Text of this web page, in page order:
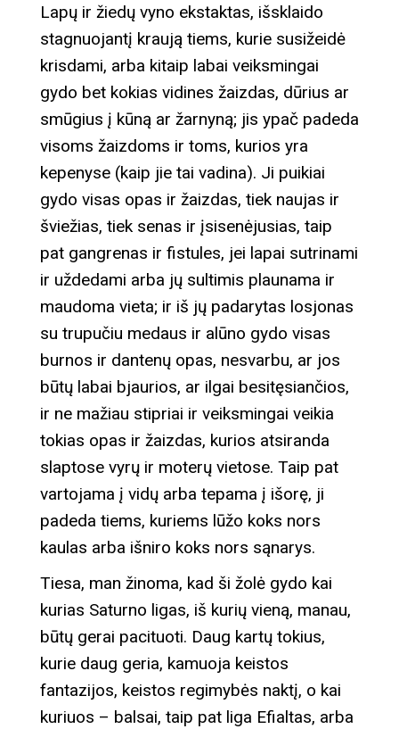
Lapų ir žiedų vyno ekstaktas, išsklaido
stagnuojantį kraują tiems, kurie susižeidė
krisdami, arba kitaip labai veiksmingai
gydo bet kokias vidines žaizdas, dūrius ar
smūgius į kūną ar žarnyną; jis ypač padeda
visoms žaizdoms ir toms, kurios yra
kepenyse (kaip jie tai vadina). Ji puikiai
gydo visas opas ir žaizdas, tiek naujas ir
šviežias, tiek senas ir įsisenėjusias, taip
pat gangrenas ir fistules, jei lapai sutrinami
ir uždedami arba jų sultimis plaunama ir
maudoma vieta; ir iš jų padarytas losjonas
su trupučiu medaus ir alūno gydo visas
burnos ir dantenų opas, nesvarbu, ar jos
būtų labai bjaurios, ar ilgai besitęsiančios,
ir ne mažiau stipriai ir veiksmingai veikia
tokias opas ir žaizdas, kurios atsiranda
slaptose vyrų ir moterų vietose. Taip pat
vartojama į vidų arba tepama į išorę, ji
padeda tiems, kuriems lūžo koks nors
kaulas arba išniro koks nors sąnarys.
Tiesa, man žinoma, kad ši žolė gydo kai
kurias Saturno ligas, iš kurių vieną, manau,
būtų gerai pacituoti. Daug kartų tokius,
kurie daug geria, kamuoja keistos
fantazijos, keistos regimybės naktį, o kai
kuriuos – balsai, taip pat liga Efialtas, arba